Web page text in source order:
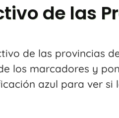
de las
de las provincias
los marcadores y
azul para ver si